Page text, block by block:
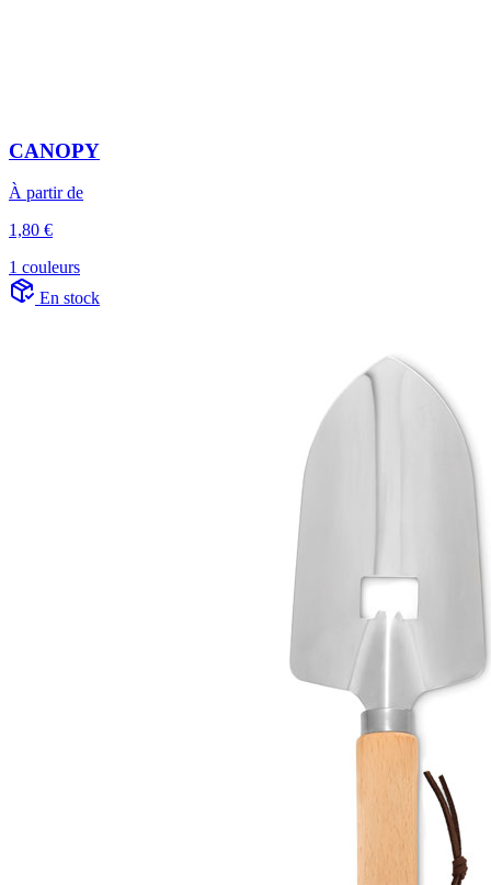
CANOPY
À partir de
1,80 €
1 couleurs
En stock